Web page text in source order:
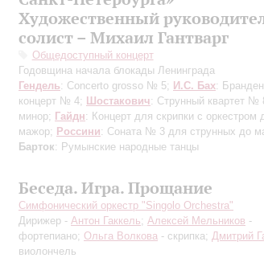
Художественный
солист – Михаил Гантварг
Общедоступный концерт
Годовщина начала блокады Ленинграда
Гендель: Concerto grosso № 5; И.С. Бах:
концерт № 4; Шостакович: Струнный квартет №
минор; Гайдн: Концерт для скрипки с оркестром
мажор; Россини: Соната № 3 для струнных до
Барток: Румынские народные танцы
Беседа. Игра. Прощание
Симфонический оркестр "Singolo Orchestra"
Дирижер - Антон Гаккель; Алексей Мельников -
фортепиано; Ольга Волкова - скрипка; Дмитрий
виолончель